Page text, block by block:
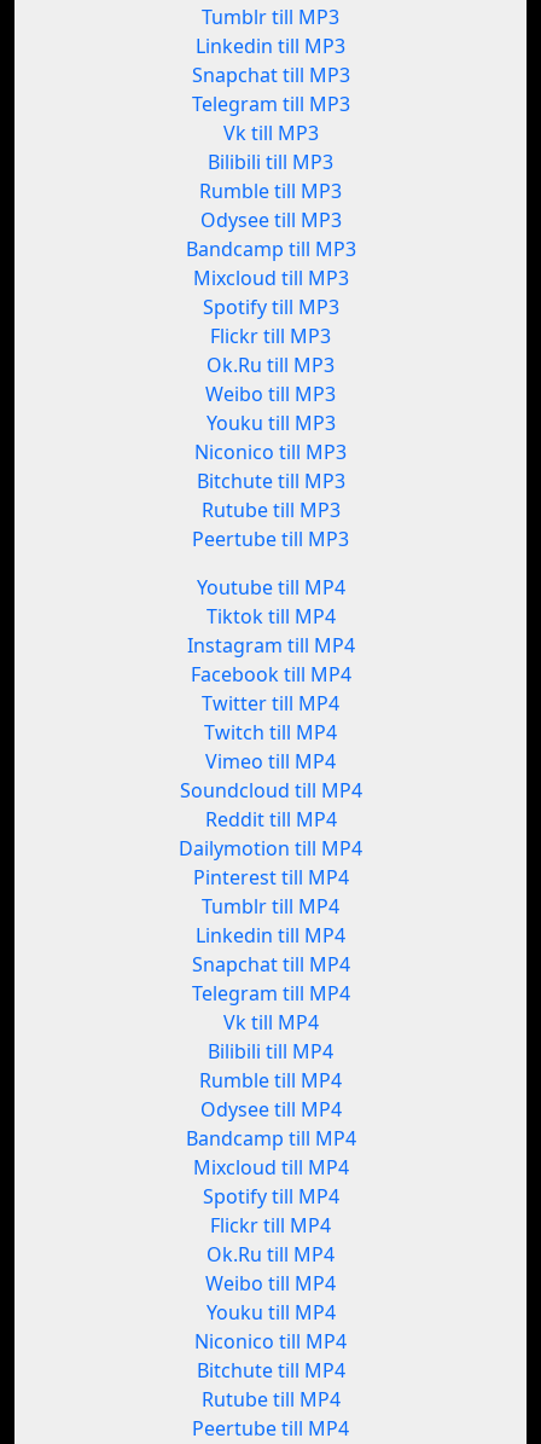
Tumblr till MP3
Linkedin till MP3
Snapchat till MP3
Telegram till MP3
Vk till MP3
Bilibili till MP3
Rumble till MP3
Odysee till MP3
Bandcamp till MP3
Mixcloud till MP3
Spotify till MP3
Flickr till MP3
Ok.Ru till MP3
Weibo till MP3
Youku till MP3
Niconico till MP3
Bitchute till MP3
Rutube till MP3
Peertube till MP3
Youtube till MP4
Tiktok till MP4
Instagram till MP4
Facebook till MP4
Twitter till MP4
Twitch till MP4
Vimeo till MP4
Soundcloud till MP4
Reddit till MP4
Dailymotion till MP4
Pinterest till MP4
Tumblr till MP4
Linkedin till MP4
Snapchat till MP4
Telegram till MP4
Vk till MP4
Bilibili till MP4
Rumble till MP4
Odysee till MP4
Bandcamp till MP4
Mixcloud till MP4
Spotify till MP4
Flickr till MP4
Ok.Ru till MP4
Weibo till MP4
Youku till MP4
Niconico till MP4
Bitchute till MP4
Rutube till MP4
Peertube till MP4